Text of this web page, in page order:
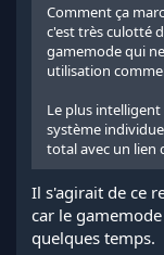
Comment ça
c'est très culotté
gamemode qui
utilisation
Le plus
système
total avec un lien
Il s'agirait de ce
car le
quelques temps.